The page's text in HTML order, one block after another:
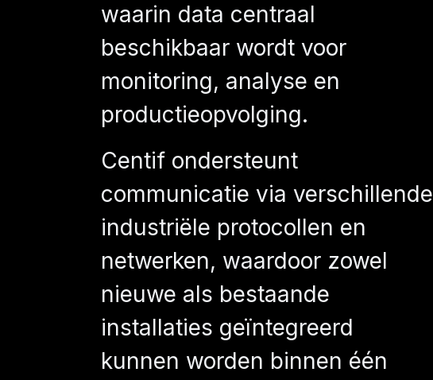
waarin data centraal
beschikbaar wordt voor
monitoring, analyse en
productieopvolging.
Centif ondersteunt
communicatie via verschillende
industriële protocollen en
netwerken, waardoor zowel
nieuwe als bestaande
installaties geïntegreerd
kunnen worden binnen één